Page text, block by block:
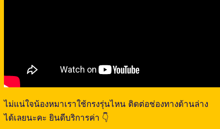
ไม่แน่ใจน้องหมาเราใช้กรงรุ่นไหน ติดต่อช่องทางด้านล่าง
ได้เลยนะคะ ยินดีบริการค่า 👇